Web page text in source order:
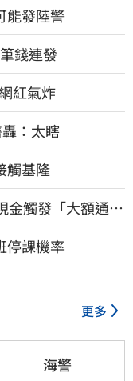
能發陸警
錢連發
紅氣炸
：太瞎
觸基隆
金觸發「大額通
停課機率
更多
海警